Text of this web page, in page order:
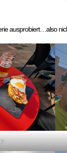
ausprobiert…also